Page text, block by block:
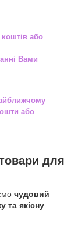
або
Вами
або
для
чудовий
та якісну